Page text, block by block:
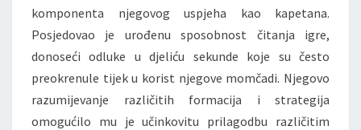
komponenta njegovog uspjeha kao kapetana.
Posjedovao je urođenu sposobnost čitanja igre,
donoseći odluke u djeliću sekunde koje su često
preokrenule tijek u korist njegove momčadi. Njegovo
razumijevanje različitih formacija i strategija
omogućilo mu je učinkovitu prilagodbu različitim